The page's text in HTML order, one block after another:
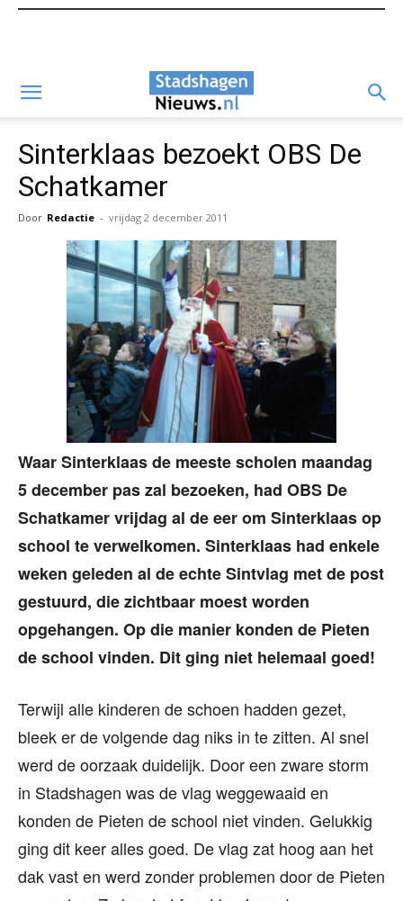
Sinterklaas bezoekt OBS De
Schatkamer
Door Redactie - vrijdag 2 december 2011
Waar Sinterklaas de meeste scholen maandag
5 december pas zal bezoeken, had OBS De
Schatkamer vrijdag al de eer om Sinterklaas op
school te verwelkomen. Sinterklaas had enkele
weken geleden al de echte Sintvlag met de post
gestuurd, die zichtbaar moest worden
opgehangen. Op die manier konden de Pieten
de school vinden. Dit ging niet helemaal goed!
Terwijl alle kinderen de schoen hadden gezet,
bleek er de volgende dag niks in te zitten. Al snel
werd de oorzaak duidelijk. Door een zware storm
in Stadshagen was de vlag weggewaaid en
konden de Pieten de school niet vinden. Gelukkig
ging dit keer alles goed. De vlag zat hoog aan het
dak vast en werd zonder problemen door de Pieten